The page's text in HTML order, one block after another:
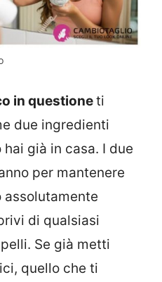
in questioneti
due ingredienti
già in casa. I due
per mantenere
assolutamente
di qualsiasi
Se già metti
quello che ti